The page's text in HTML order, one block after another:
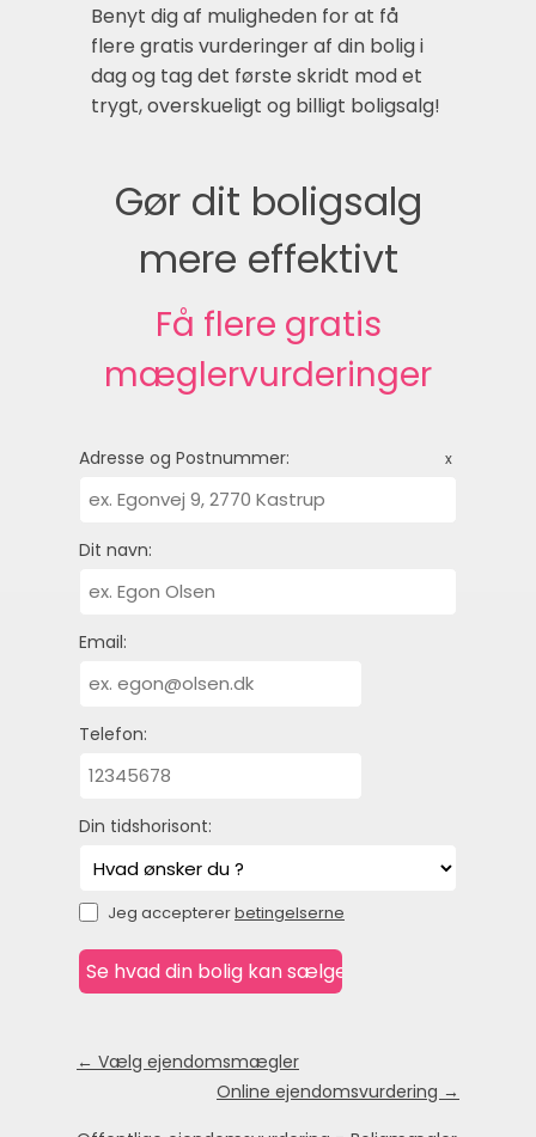
Benyt dig af muligheden for at få
flere gratis vurderinger af din bolig i
dag og tag det første skridt mod et
trygt, overskueligt og billigt boligsalg!
Gør dit boligsalg
mere effektivt
Få flere gratis
mæglervurderinger
Adresse og Postnummer: x
Dit navn:
Email:
Telefon:
Din tidshorisont:
Jeg acceptererbetingelserne
← Vælg ejendomsmægler
Online ejendomsvurdering →